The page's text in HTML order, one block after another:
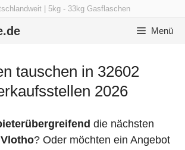
| 5kg - 33kg Gasflaschen
Menü
tauschen in 32602
2026
die nächsten
Vlotho? Oder möchten ein Angebot